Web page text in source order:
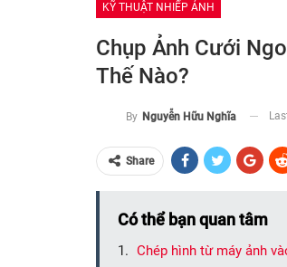
KỸ THUẬT NHIẾP ẢNH
Chụp Ảnh Cưới
Thế Nào?
By Nguyễn Hữu Nghĩa
Share
Có thể bạn quan tâm
Chép hình từ máy ảnh